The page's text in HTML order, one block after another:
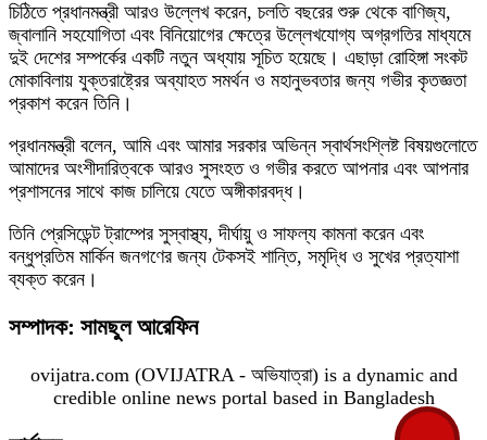
চিঠিতে প্রধানমন্ত্রী আরও উল্লেখ করেন, চলতি বছরের শুরু থেকে বাণিজ্য,
জ্বালানি সহযোগিতা এবং বিনিয়োগের ক্ষেত্রে উল্লেখযোগ্য অগ্রগতির মাধ্যমে
দুই দেশের সম্পর্কের একটি নতুন অধ্যায় সূচিত হয়েছে। এছাড়া রোহিঙ্গা সংকট
মোকাবিলায় যুক্তরাষ্ট্রের অব্যাহত সমর্থন ও মহানুভবতার জন্য গভীর কৃতজ্ঞতা
প্রকাশ করেন তিনি।
প্রধানমন্ত্রী বলেন, আমি এবং আমার সরকার অভিন্ন স্বার্থসংশ্লিষ্ট বিষয়গুলোতে
আমাদের অংশীদারিত্বকে আরও সুসংহত ও গভীর করতে আপনার এবং আপনার
প্রশাসনের সাথে কাজ চালিয়ে যেতে অঙ্গীকারবদ্ধ।
তিনি প্রেসিডেন্ট ট্রাম্পের সুস্বাস্থ্য, দীর্ঘায়ু ও সাফল্য কামনা করেন এবং
বন্ধুপ্রতিম মার্কিন জনগণের জন্য টেকসই শান্তি, সমৃদ্ধি ও সুখের প্রত্যাশা
ব্যক্ত করেন।
সম্পাদক: সামছুল আরেফিন
ovijatra.com (OVIJATRA - অভিযাত্রা) is a dynamic and
credible online news portal based in Bangladesh